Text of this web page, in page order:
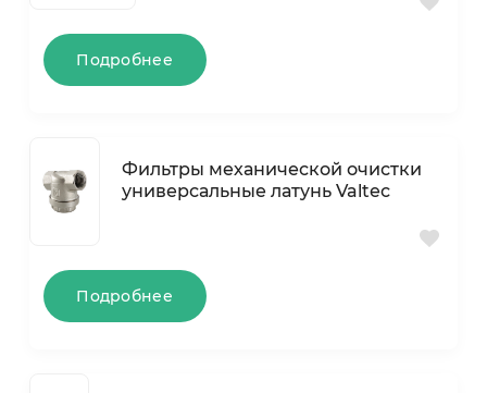
Подробнее
Фильтры механической очистки
универсальные латунь Valtec
Подробнее